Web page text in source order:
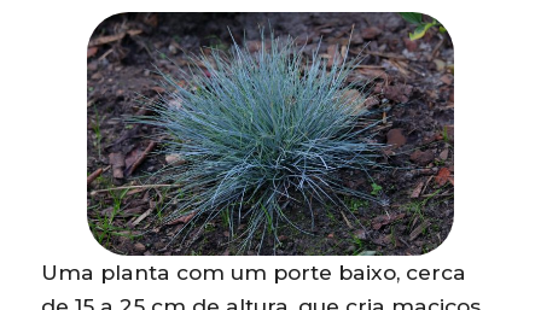
Uma planta com um porte baixo, cerca